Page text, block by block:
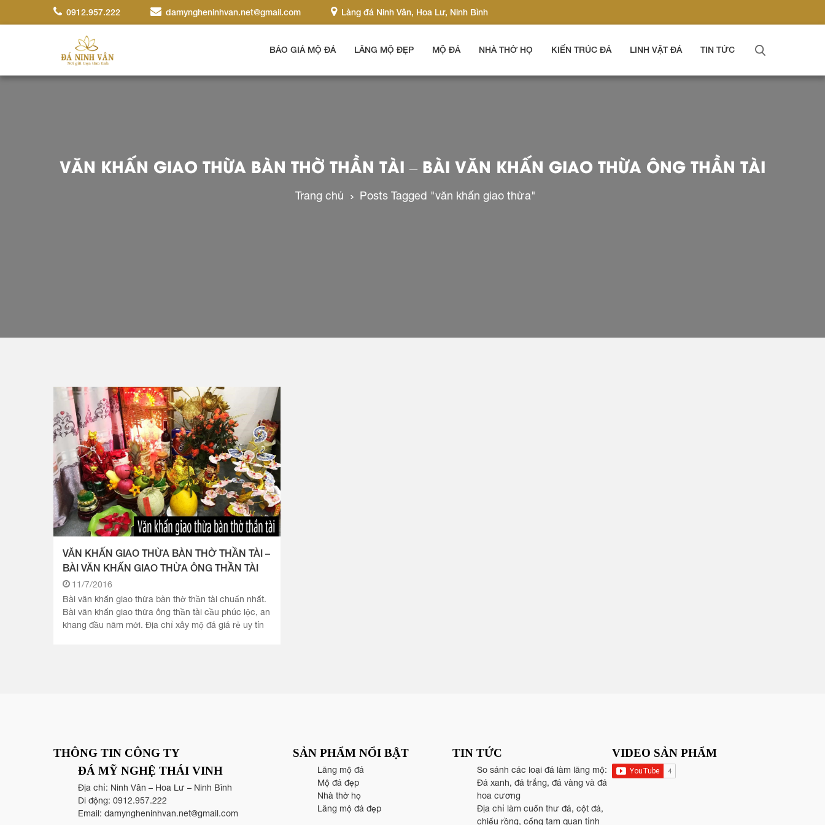
0912.957.222 damyngheninhvan.net@gmail.com Làng đá Ninh Vân, Hoa Lư, Ninh Bình
BÁO GIÁ MỘ ĐÁ LĂNG MỘ ĐẸP MỘ ĐÁ NHÀ THỜ HỌ KIẾN TRÚC ĐÁ LINH VẬT ĐÁ TIN TỨC
VĂN KHẤN GIAO THỪA BÀN THỜ THẦN TÀI – BÀI VĂN KHẤN GIAO THỪA ÔNG THẦN TÀI
Trang chủ Posts Tagged "văn khấn giao thừa"
VĂN KHẤN GIAO THỪA BÀN THỜ THẦN TÀI –
BÀI VĂN KHẤN GIAO THỪA ÔNG THẦN TÀI
11/7/2016
Bài văn khấn giao thừa bàn thờ thần tài chuẩn nhất.
Bài văn khấn giao thừa ông thần tài cầu phúc lộc, an
khang đầu năm mới. Địa chỉ xây mộ đá giá rẻ uy tín
THÔNG TIN CÔNG TY
ĐÁ MỸ NGHỆ THÁI VINH
Địa chỉ: Ninh Vân – Hoa Lư – Ninh Bình
Di động: 0912.957.222
Email: damyngheninhvan.net@gmail.com
SẢN PHẨM NỔI BẬT
Lăng mộ đá
Mộ đá đẹp
Nhà thờ họ
Lăng mộ đá đẹp
TIN TỨC
So sánh các loại đá làm lăng mộ:
Đá xanh, đá trắng, đá vàng và đá
hoa cương
Địa chỉ làm cuốn thư đá, cột đá,
chiếu rồng, cổng tam quan tỉnh
VIDEO SẢN PHẨM